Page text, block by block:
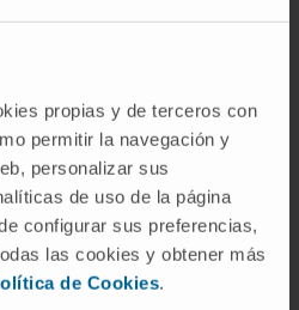
propias y de terceros con
permitir la navegación y
personalizar sus
de uso de la página
configurar sus preferencias,
las cookies y obtener más
de Cookies.
doi: